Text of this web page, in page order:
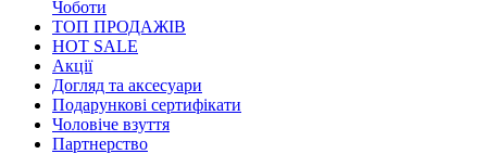
Чоботи
ТОП ПРОДАЖІВ
HOT SALE
Акції
Догляд та аксесуари
Подарункові сертифікати
Чоловіче взуття
Партнерство